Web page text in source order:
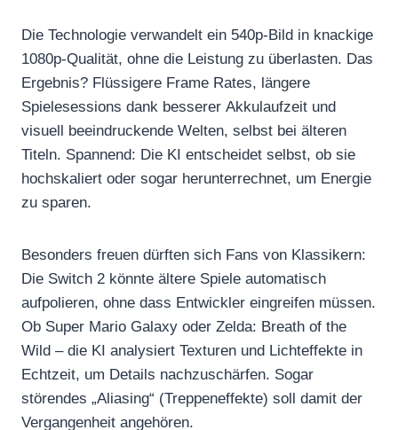
Die Technologie verwandelt ein 540p-Bild in knackige
1080p-Qualität, ohne die Leistung zu überlasten. Das
Ergebnis? Flüssigere Frame Rates, längere
Spielesessions dank besserer Akkulaufzeit und
visuell beeindruckende Welten, selbst bei älteren
Titeln. Spannend: Die KI entscheidet selbst, ob sie
hochskaliert oder sogar herunterrechnet, um Energie
zu sparen.
Besonders freuen dürften sich Fans von Klassikern:
Die Switch 2 könnte ältere Spiele automatisch
aufpolieren, ohne dass Entwickler eingreifen müssen.
Ob Super Mario Galaxy oder Zelda: Breath of the
Wild – die KI analysiert Texturen und Lichteffekte in
Echtzeit, um Details nachzuschärfen. Sogar
störendes „Aliasing“ (Treppeneffekte) soll damit der
Vergangenheit angehören.